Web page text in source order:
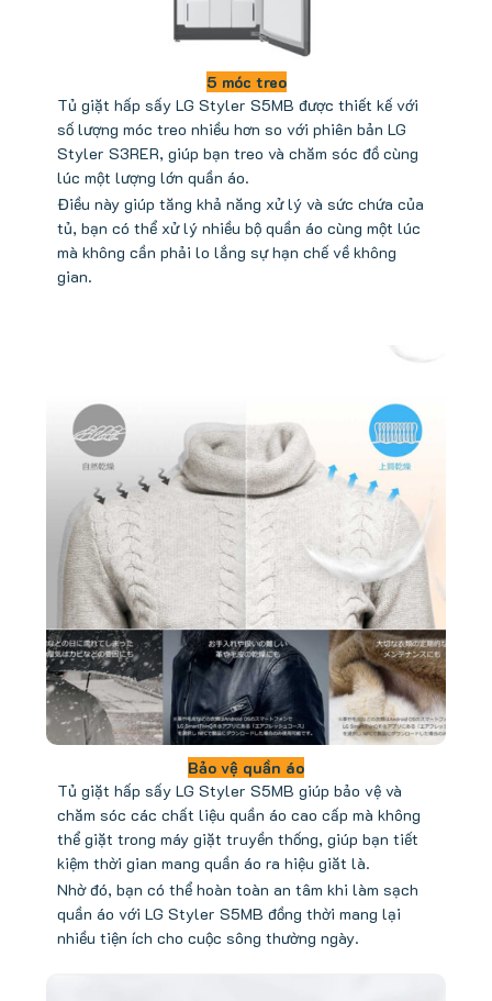
5 móc treo
Tủ giặt hấp sấy LG Styler S5MB được thiết kế với
số lượng móc treo nhiều hơn so với phiên bản LG
Styler S3RER, giúp bạn treo và chăm sóc đồ cùng
lúc một lượng lớn quần áo.
Điều này giúp tăng khả năng xử lý và sức chứa của
tủ, bạn có thể xử lý nhiều bộ quần áo cùng một lúc
mà không cần phải lo lắng sự hạn chế về không
gian.
Bảo vệ quần áo
Tủ giặt hấp sấy LG Styler S5MB giúp bảo vệ và
chăm sóc các chất liệu quần áo cao cấp mà không
thể giặt trong máy giặt truyền thống, giúp bạn tiết
kiệm thời gian mang quần áo ra hiệu giăt là.
Nhờ đó, bạn có thể hoàn toàn an tâm khi làm sạch
quần áo với LG Styler S5MB đồng thời mang lại
nhiều tiện ích cho cuộc sông thường ngày.